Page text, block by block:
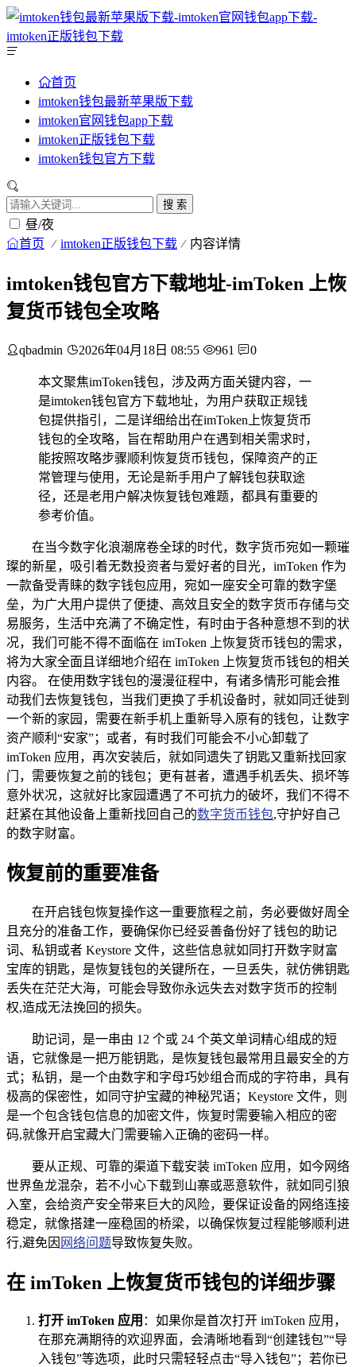
首页
imtoken钱包最新苹果版下载
imtoken官网钱包app下载
imtoken正版钱包下载
imtoken钱包官方下载
搜 索
昼/夜
首页 imtoken正版钱包下载 内容详情
imtoken钱包官方下载地址-imToken 上恢
复货币钱包全攻略
qbadmin 2026年04月18日 08:55 961 0
本文聚焦imToken钱包，涉及两方面关键内容，一
是imtoken钱包官方下载地址，为用户获取正规钱
包提供指引，二是详细给出在imToken上恢复货币
钱包的全攻略，旨在帮助用户在遇到相关需求时，
能按照攻略步骤顺利恢复货币钱包，保障资产的正
常管理与使用，无论是新手用户了解钱包获取途
径，还是老用户解决恢复钱包难题，都具有重要的
参考价值。
在当今数字化浪潮席卷全球的时代，数字货币宛如一颗璀
璨的新星，吸引着无数投资者与爱好者的目光，imToken 作为
一款备受青睐的数字钱包应用，宛如一座安全可靠的数字堡
垒，为广大用户提供了便捷、高效且安全的数字货币存储与交
易服务，生活中充满了不确定性，有时由于各种意想不到的状
况，我们可能不得不面临在 imToken 上恢复货币钱包的需求，
将为大家全面且详细地介绍在 imToken 上恢复货币钱包的相关
内容。 在使用数字钱包的漫漫征程中，有诸多情形可能会推
动我们去恢复钱包，当我们更换了手机设备时，就如同迁徙到
一个新的家园，需要在新手机上重新导入原有的钱包，让数字
资产顺利“安家”；或者，有时我们可能会不小心卸载了
imToken 应用，再次安装后，就如同遗失了钥匙又重新找回家
门，需要恢复之前的钱包；更有甚者，遭遇手机丢失、损坏等
意外状况，这就好比家园遭遇了不可抗力的破坏，我们不得不
赶紧在其他设备上重新找回自己的数字货币钱包,守护好自己
的数字财富。
恢复前的重要准备
在开启钱包恢复操作这一重要旅程之前，务必要做好周全
且充分的准备工作，要确保你已经妥善备份好了钱包的助记
词、私钥或者 Keystore 文件，这些信息就如同打开数字财富
宝库的钥匙，是恢复钱包的关键所在，一旦丢失，就仿佛钥匙
丢失在茫茫大海，可能会导致你永远失去对数字货币的控制
权,造成无法挽回的损失。
助记词，是一串由 12 个或 24 个英文单词精心组成的短
语，它就像是一把万能钥匙，是恢复钱包最常用且最安全的方
式；私钥，是一个由数字和字母巧妙组合而成的字符串，具有
极高的保密性，如同守护宝藏的神秘咒语；Keystore 文件，则
是一个包含钱包信息的加密文件，恢复时需要输入相应的密
码,就像开启宝藏大门需要输入正确的密码一样。
要从正规、可靠的渠道下载安装 imToken 应用，如今网络
世界鱼龙混杂，若不小心下载到山寨或恶意软件，就如同引狼
入室，会给资产安全带来巨大的风险，要保证设备的网络连接
稳定，就像搭建一座稳固的桥梁，以确保恢复过程能够顺利进
行,避免因 网络问题导致恢复失败。
在 imToken 上恢复货币钱包的详细步骤
打开 imToken 应用 ：如果你是首次打开 imToken 应用，
在那充满期待的欢迎界面，会清晰地看到“创建钱包”“导
入钱包”等选项，此时只需轻轻点击“导入钱包”；若你已